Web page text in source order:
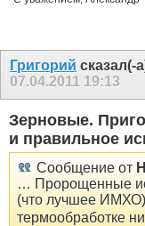
Григорий сказал(-
07.04.2011 19:13
Зерновые.
и правильное
Сообщение от
… Пророщенные
(что лучшее
термообработке